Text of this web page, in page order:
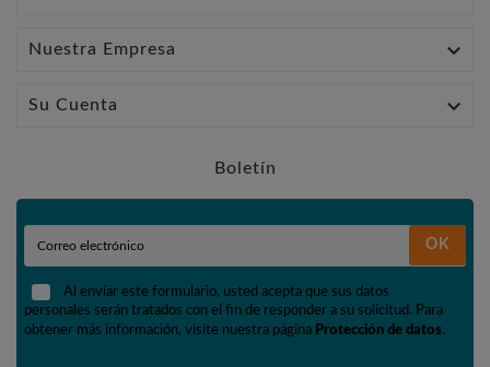
Nuestra Empresa 
Su Cuenta 
Boletín
OK
Al enviar este formulario, usted acepta que sus datos
personales serán tratados con el fin de responder a su solicitud. Para
obtener más información, visite nuestra página Protección de datos.